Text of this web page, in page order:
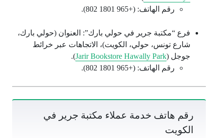
رقم الهاتف: (+965 1801 802).
فرع “مكتبة جرير في حولي بارك”: العنوان (حولي بارك،
شارع تونس، حولي، الكويت)، الاتجاهات عبر خرائط
جوجل (Jarir Bookstore Hawally Park
).
رقم الهاتف: (+965 1801 802).
رقم هاتف خدمة عملاء مكتبة جرير في
الكويت